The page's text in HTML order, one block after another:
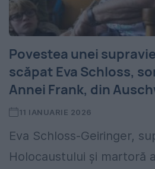
Povestea unei
scăpat Eva Schloss,
Annei Frank, din
11 IANUARIE 2026
Eva Schloss-Geiringer,
Holocaustului și martoră